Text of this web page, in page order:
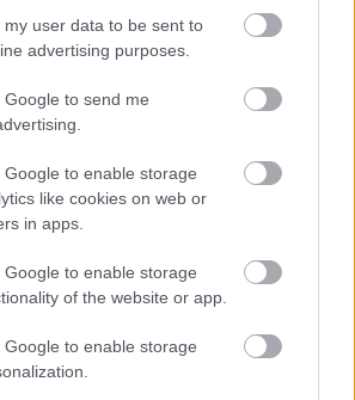
my user data to be sent to
advertising purposes.
to send me
Google to enable storage
like cookies on web or
in apps.
Google to enable storage
of the website or app.
Google to enable storage
innen letölthető
Szántó Diana:(tel.: (06 1)
trainings@artemiszio.hu
és Szociálpolitikai Intézet Képzési
05-051/2013